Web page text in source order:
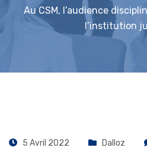
Au CSM, l’audience
l’institution
5 Avril 2022 Dalloz